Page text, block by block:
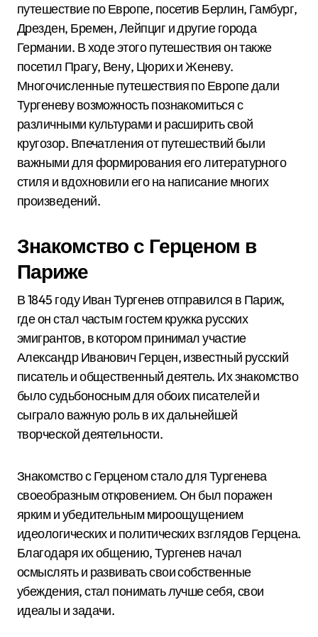
путешествие по Европе, посетив Берлин, Гамбург,
Дрезден, Бремен, Лейпциг и другие города
Германии. В ходе этого путешествия он также
посетил Прагу, Вену, Цюрих и Женеву.
Многочисленные путешествия по Европе дали
Тургеневу возможность познакомиться с
различными культурами и расширить свой
кругозор. Впечатления от путешествий были
важными для формирования его литературного
стиля и вдохновили его на написание многих
произведений.
Знакомство с Герценом в
Париже
В 1845 году Иван Тургенев отправился в Париж,
где он стал частым гостем кружка русских
эмигрантов, в котором принимал участие
Александр Иванович Герцен, известный русский
писатель и общественный деятель. Их знакомство
было судьбоносным для обоих писателей и
сыграло важную роль в их дальнейшей
творческой деятельности.
Знакомство с Герценом стало для Тургенева
своеобразным откровением. Он был поражен
ярким и убедительным мироощущением
идеологических и политических взглядов Герцена.
Благодаря их общению, Тургенев начал
осмыслять и развивать свои собственные
убеждения, стал понимать лучше себя, свои
идеалы и задачи.